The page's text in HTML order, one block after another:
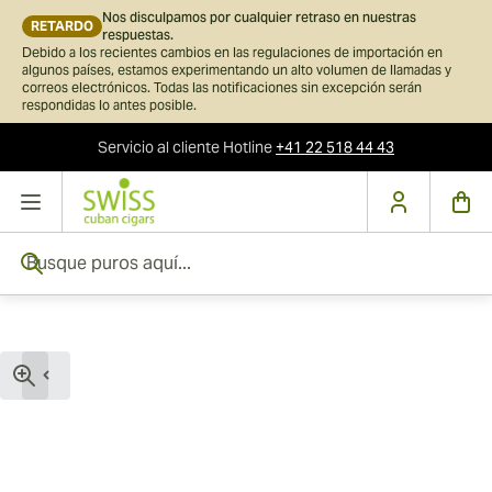
RETARDO
Nos disculpamos por cualquier retraso en nuestras
respuestas.
Debido a los recientes cambios en las regulaciones de importación en
algunos países, estamos experimentando un alto volumen de llamadas y
correos electrónicos. Todas las notificaciones sin excepción serán
respondidas lo antes posible.
Servicio al cliente Hotline+41 22 518 44 43